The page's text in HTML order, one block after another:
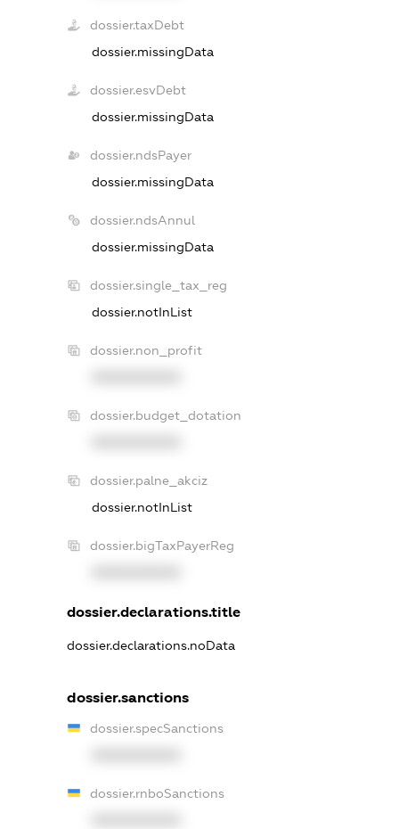
dossier.taxDebt
dossier.missingData
dossier.esvDebt
dossier.missingData
dossier.ndsPayer
dossier.missingData
dossier.ndsAnnul
dossier.missingData
dossier.single_tax_reg
dossier.notInList
dossier.non_profit
dossier.budget_dotation
dossier.palne_akciz
dossier.notInList
dossier.bigTaxPayerReg
dossier.declarations.title
dossier.declarations.noData
dossier.sanctions
dossier.specSanctions
dossier.rnboSanctions